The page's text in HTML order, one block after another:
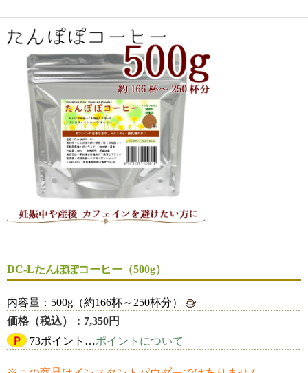
DC-Lたんぽぽコーヒー（500g）
内容量：500g（約166杯～250杯分）
価格（税込）：7,350円
Ｐ
73ポイント…ポイントについて